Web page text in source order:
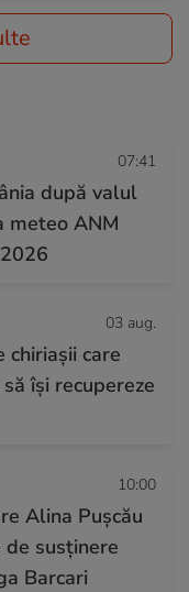
07:41
după valul
meteo ANM
03 aug.
care
își recupereze
10:00
Alina Pușcău
susținere
Barcari